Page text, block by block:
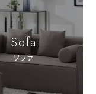
Sofa
ソファ